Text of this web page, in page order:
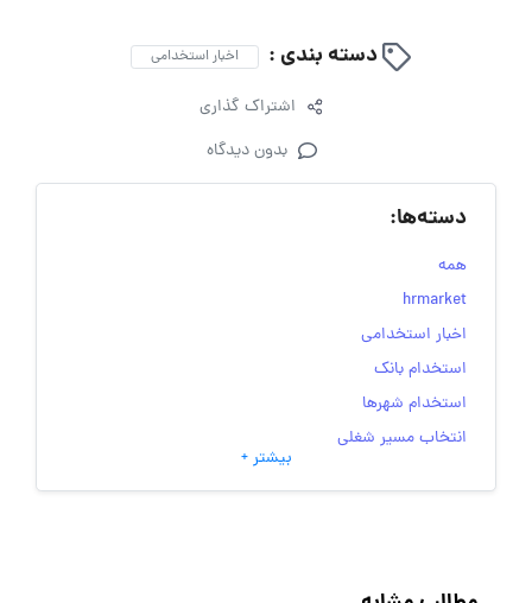
دسته بندی : اخبار استخدامی
اشتراک گذاری
بدون دیدگاه
دسته‌ها:
همه
hrmarket
اخبار استخدامی
استخدام بانک
استخدام شهرها
انتخاب مسیر شغلی
به‌روزرسانی‌های سایت (کارجویی)
بیشتر +